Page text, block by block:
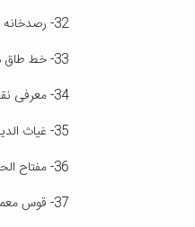
32- رصدخانه سمرقند ، نوشته غلامحسین صدری افشار ، مجله سخن ( مجله ادبیات و دانش و هنر امروز ) ، شماره 10 ، سال 1348
33- خط طاق های ایرانی بر اساس گفته غیاث الدین جمشید کاشانی ، نوشته علیرضا جذبی ، مجله اثر ، شماره 10 و 11 ، سال 1364
34- معرفی نقد دانشمندان روسی راجع به غیاث الدین جمشید کاشانی و آثار وی ، نوشته لقمان بایمت اف ، کتاب ماه علوم و فنون ، شماره 56 ، آذر سال 1381
35- غیاث الدین جمشید کاشانی ، نوشته لقمان بایمت اف ، کتاب ماه علوم و فنون ، مهر سال 1388
36- مفتاح الحساب ، نوشته حمید بهلول ، کتاب ماه علوم و فنون ، تیر سال 1388
37- قوس معماری ایرانی اسلامی در مفتاح الحساب غیاث الدین جمشید کاشانی ، نوشته علی خیری ، کتاب ماه علوم و فنون ، شهریور سال 1388